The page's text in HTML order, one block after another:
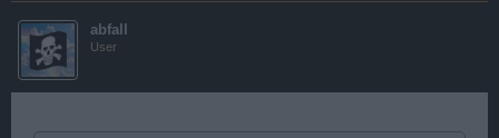
abfall
User